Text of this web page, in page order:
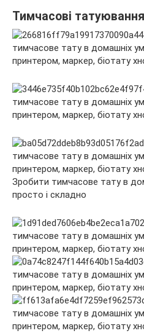
Тимчасові
Зробити тимчасове тату в
просто і складно